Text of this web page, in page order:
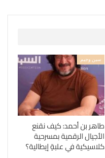
سين وجيم
طاهر بن أحمد: كيف نقنع
الأجيال الرقمية بمسرحية
كلاسيكية في علبةٍ إيطالية؟